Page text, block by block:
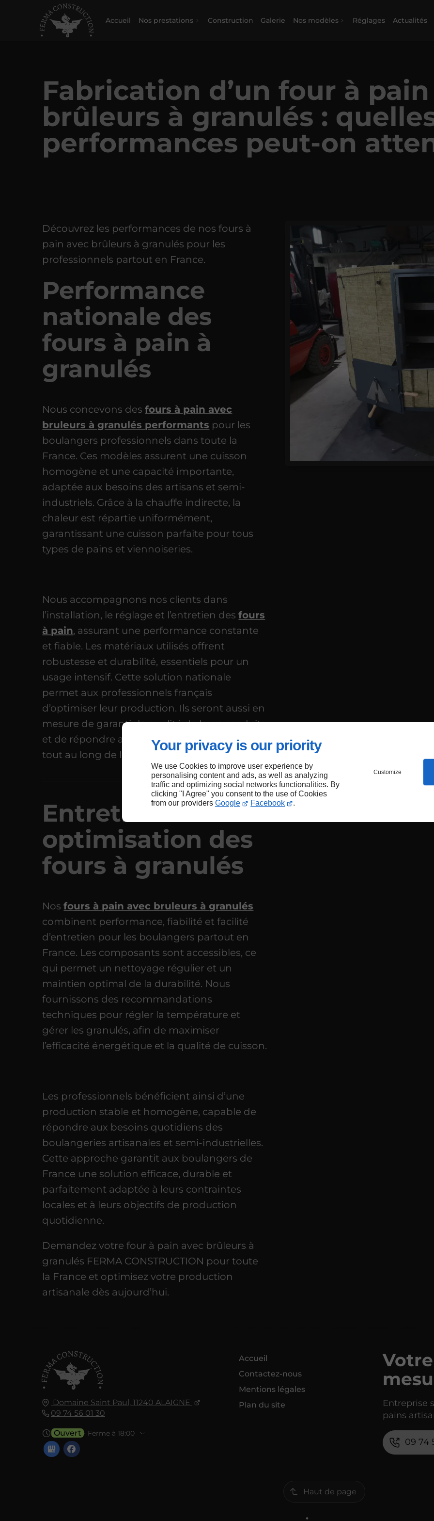
Your privacy is our priority
We use Cookies to improve user experience by
personalising content and ads, as well as analyzing
traffic and optimizing social networks functionalities. By
clicking "I Agree" you consent to the use of Cookies
from our providers Google Facebook .
Customize
Accueil Nos prestations Construction Galerie Nos modèles Réglages Actualités
Fabrication d’un four à
brûleurs à granulés :
performances peut-on
Découvrez les performances de nos fours à
pain avec brûleurs à granulés pour les
professionnels partout en France.
Performance
nationale des
fours à pain à
granulés
Nous concevons desfours à pain avec
bruleurs à granulés performants pour les
boulangers professionnels dans toute la
France. Ces modèles assurent une cuisson
homogène et une capacité importante,
adaptée aux besoins des artisans et semi-
industriels. Grâce à la chauffe indirecte, la
chaleur est répartie uniformément,
garantissant une cuisson parfaite pour tous
types de pains et viennoiseries.
Nous accompagnons nos clients dans
l’installation, le réglage et l’entretien desfours
à pain, assurant une performance constante
et fiable. Les matériaux utilisés offrent
robustesse et durabilité, essentiels pour un
usage intensif. Cette solution nationale
permet aux professionnels français
d’optimiser leur production. Ils seront aussi en
mesure de garantir la qualité de leurs produits
et de répondre aux exigences de leurs clients
tout au long de l’année.
Entretien et
optimisation des
fours à granulés
Nosfours à pain avec bruleurs à granulés
combinent performance, fiabilité et facilité
d’entretien pour les boulangers partout en
France. Les composants sont accessibles, ce
qui permet un nettoyage régulier et un
maintien optimal de la durabilité. Nous
fournissons des recommandations
techniques pour régler la température et
gérer les granulés, afin de maximiser
l’efficacité énergétique et la qualité de cuisson.
Les professionnels bénéficient ainsi d’une
production stable et homogène, capable de
répondre aux besoins quotidiens des
boulangeries artisanales et semi-industrielles.
Cette approche garantit aux boulangers de
France une solution efficace, durable et
parfaitement adaptée à leurs contraintes
locales et à leurs objectifs de production
quotidienne.
Demandez votre four à pain avec brûleurs à
granulés FERMA CONSTRUCTION pour toute
la France et optimisez votre production
artisanale dès aujourd’hui.
Domaine Saint Paul, 11240 ALAIGNE
09 74 56 01 30
Ouvert ⋅ Ferme à 18:00
Accueil
Contactez-nous
Mentions légales
Plan du site
Entreprise
pains
09 74
Haut de page